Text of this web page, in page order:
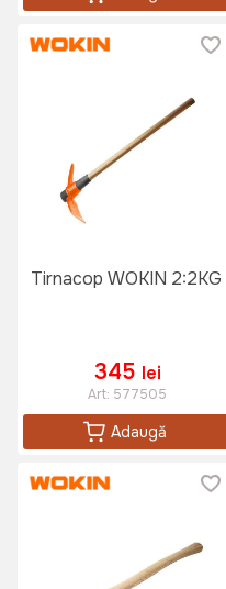
Tirnacop WOKIN 2:2KG
345 lei
Art: 577505
Adaugă